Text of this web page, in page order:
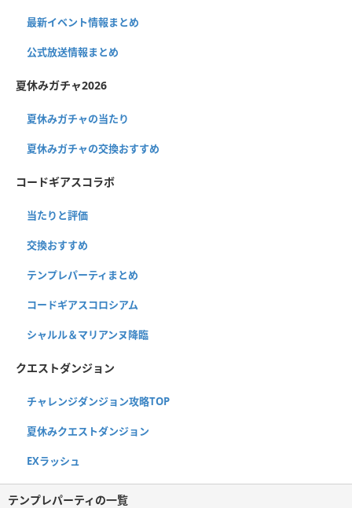
最新イベント情報まとめ
公式放送情報まとめ
夏休みガチャ2026
夏休みガチャの当たり
夏休みガチャの交換おすすめ
コードギアスコラボ
当たりと評価
交換おすすめ
テンプレパーティまとめ
コードギアスコロシアム
シャルル＆マリアンヌ降臨
クエストダンジョン
チャレンジダンジョン攻略TOP
夏休みクエストダンジョン
EXラッシュ
テンプレパーティの一覧